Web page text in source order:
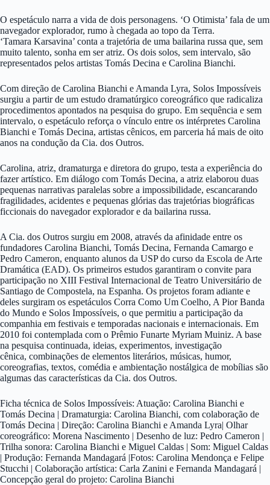
O espetáculo narra a vida de dois personagens. ‘O Otimista’ fala de um
navegador explorador, rumo à chegada ao topo da Terra.
‘Tamara Karsavina’ conta a trajetória de uma bailarina russa que, sem
muito talento, sonha em ser atriz. Os dois solos, sem intervalo, são
representados pelos artistas Tomás Decina e Carolina Bianchi.
Com direção de Carolina Bianchi e Amanda Lyra, Solos Impossíveis
surgiu a partir de um estudo dramatúrgico coreográfico que radicaliza
procedimentos apontados na pesquisa do grupo. Em sequência e sem
intervalo, o espetáculo reforça o vínculo entre os intérpretes Carolina
Bianchi e Tomás Decina, artistas cênicos, em parceria há mais de oito
anos na condução da Cia. dos Outros.
Carolina, atriz, dramaturga e diretora do grupo, testa a experiência do
fazer artístico. Em diálogo com Tomás Decina, a atriz elaborou duas
pequenas narrativas paralelas sobre a impossibilidade, escancarando
fragilidades, acidentes e pequenas glórias das trajetórias biográficas
ficcionais do navegador explorador e da bailarina russa.
A Cia. dos Outros surgiu em 2008, através da afinidade entre os
fundadores Carolina Bianchi, Tomás Decina, Fernanda Camargo e
Pedro Cameron, enquanto alunos da USP do curso da Escola de Arte
Dramática (EAD). Os primeiros estudos garantiram o convite para
participação no XIII Festival Internacional de Teatro Universitário de
Santiago de Compostela, na Espanha. Os projetos foram adiante e
deles surgiram os espetáculos Corra Como Um Coelho, A Pior Banda
do Mundo e Solos Impossíveis, o que permitiu a participação da
companhia em festivais e temporadas nacionais e internacionais. Em
2010 foi contemplada com o Prêmio Funarte Myriam Muiniz. A base
na pesquisa continuada, ideias, experimentos, investigação
cênica, combinações de elementos literários, músicas, humor,
coreografias, textos, comédia e ambientação nostálgica de mobílias são
algumas das características da Cia. dos Outros.
Ficha técnica de Solos Impossíveis: Atuação: Carolina Bianchi e
Tomás Decina | Dramaturgia: Carolina Bianchi, com colaboração de
Tomás Decina | Direção: Carolina Bianchi e Amanda Lyra| Olhar
coreográfico: Morena Nascimento | Desenho de luz: Pedro Cameron |
Trilha sonora: Carolina Bianchi e Miguel Caldas | Som: Miguel Caldas
| Produção: Fernanda Mandagará |Fotos: Carolina Mendonça e Felipe
Stucchi | Colaboração artística: Carla Zanini e Fernanda Mandagará |
Concepção geral do projeto: Carolina Bianchi